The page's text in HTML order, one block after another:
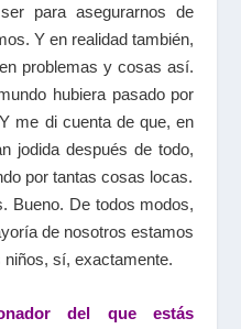
para asegurarnos de
Y en realidad también,
problemas y cosas así.
hubiera pasado por
me di cuenta de que, en
jodida después de todo,
por tantas cosas locas.
Bueno. De todos modos,
de nosotros estamos
sí, exactamente.
del que estás